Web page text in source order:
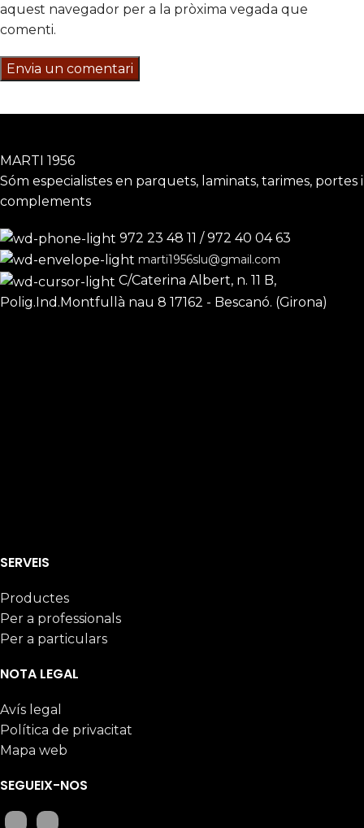
aquest navegador per a la pròxima vegada que
comenti.
MARTI 1956
Sóm especialistes en parquets, laminats, tarimes, portes i
complements
972 23 48 11 / 972 40 04 63
marti1956slu@gmail.com
C/Caterina Albert, n. 11 B,
Polig.Ind.Montfullà nau 8 17162 - Bescanó. (Girona)
SERVEIS
Productes
Per a professionals
Per a particulars
NOTA LEGAL
Avís legal
Política de privacitat
Mapa web
SEGUEIX-NOS